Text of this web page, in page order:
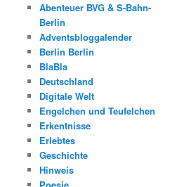
Abenteuer BVG & S-Bahn-
Berlin
Adventsbloggalender
Berlin Berlin
BlaBla
Deutschland
Digitale Welt
Engelchen und Teufelchen
Erkentnisse
Erlebtes
Geschichte
Hinweis